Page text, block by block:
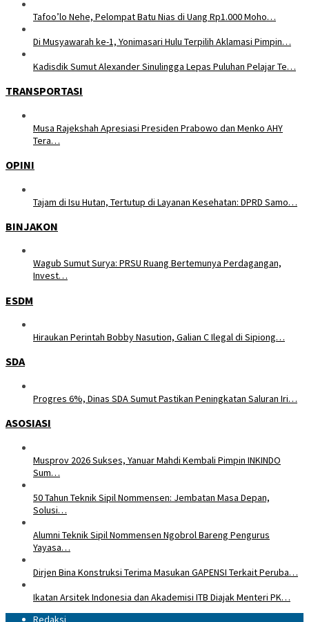
Tafoo’lo Nehe, Pelompat Batu Nias di Uang Rp1.000 Moho…
Di Musyawarah ke-1, Yonimasari Hulu Terpilih Aklamasi Pimpin…
Kadisdik Sumut Alexander Sinulingga Lepas Puluhan Pelajar Te…
TRANSPORTASI
Musa Rajekshah Apresiasi Presiden Prabowo dan Menko AHY
Tera…
OPINI
Tajam di Isu Hutan, Tertutup di Layanan Kesehatan: DPRD Samo…
BINJAKON
Wagub Sumut Surya: PRSU Ruang Bertemunya Perdagangan,
Invest…
ESDM
Hiraukan Perintah Bobby Nasution, Galian C Ilegal di Sipiong…
SDA
Progres 6%, Dinas SDA Sumut Pastikan Peningkatan Saluran Iri…
ASOSIASI
Musprov 2026 Sukses, Yanuar Mahdi Kembali Pimpin INKINDO
Sum…
50 Tahun Teknik Sipil Nommensen: Jembatan Masa Depan,
Solusi…
Alumni Teknik Sipil Nommensen Ngobrol Bareng Pengurus
Yayasa…
Dirjen Bina Konstruksi Terima Masukan GAPENSI Terkait Peruba…
Ikatan Arsitek Indonesia dan Akademisi ITB Diajak Menteri PK…
Redaksi